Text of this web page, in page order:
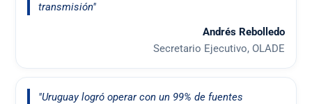
transmisión"
Andrés Rebolledo
Secretario Ejecutivo, OLADE
"Uruguay logró operar con un 99% de fuentes